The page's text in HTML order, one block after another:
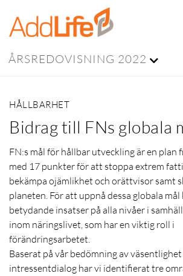
ÅRSREDOVISNING 2022
HÅLLBARHET
Bidrag till FNs globala
FN:s mål för hållbar utveckling är en plan
med 17 punkter för att stoppa extrem
bekämpa ojämlikhet och orättvisor samt
planeten. För att uppnå dessa globala mål
betydande insatser på alla nivåer i
inom näringslivet, som har en viktig roll i
förändringsarbetet.
Baserat på vår bedömning av
intressentdialog har vi identifierat tre